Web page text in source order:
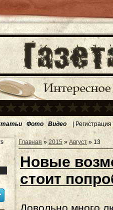
Фото Видео | Регистрация
Главная » 2015 » Август » 13
Новые
стоит